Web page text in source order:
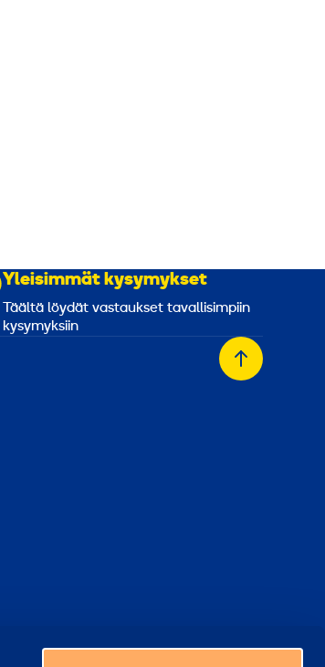
Yleisimmät kysymykset
Täältä löydät vastaukset tavallisimpiin
kysymyksiin
Takaisin